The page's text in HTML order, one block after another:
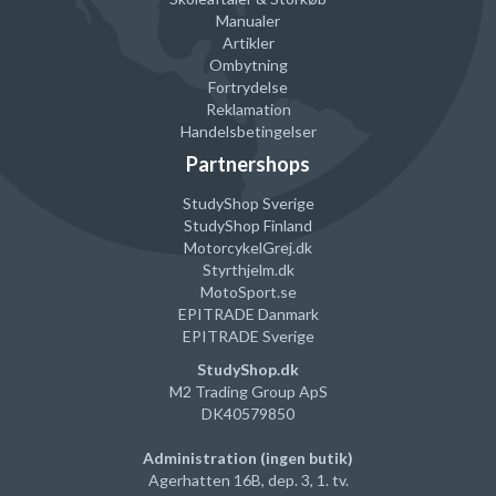
Nemt og hurtigt at udskifte
Kvaliteten af filteret er fuldt sammenligneligt med originale
Du skal skifte dit vandfilter efter 300-350 kopper, eller
højest efter 2 måneder.
2 stk.
DLS C002
Spring Source CMF006
Hver 2. måned eller efter ca. 50 L (ca. 300-350 kopper)
BCO 410/411/420/421
430/431/432
9335/9355/9665/9865
Manualer
Artikler
Ombytning
Fortrydelse
Reklamation
Handelsbetingelser
Partnershops
StudyShop Sverige
StudyShop Finland
MotorcykelGrej.dk
Styrthjelm.dk
MotoSport.se
EPITRADE Danmark
EPITRADE Sverige
StudyShop.dk
M2 Trading Group ApS
DK40579850
Administration (ingen butik)
Agerhatten 16B, dep. 3, 1. tv.